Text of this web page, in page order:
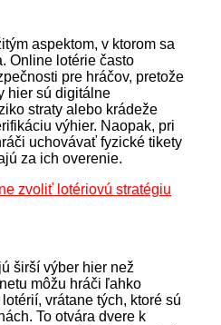
aspektom, v ktorom sa
Online lotérie často
pre hráčov, pretože
hier sú digitálne
straty alebo krádeže
výhier. Naopak, pri
uchovávať fyzické tikety
za ich overenie.
zvoliť lotériovú stratégiu
širší výber hier než
môžu hráči ľahko
vrátane tých, ktoré sú
To otvára dvere k